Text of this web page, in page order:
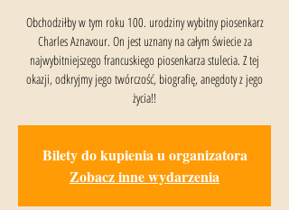
Obchodziłby w tym roku 100. urodziny wybitny piosenkarz
Charles Aznavour. On jest uznany na całym świecie za
najwybitniejszego francuskiego piosenkarza stulecia. Z tej
okazji, odkryjmy jego twórczość, biografię, anegdoty z jego
życia!!
Bilety do kupienia u organizatora
Zobacz inne wydarzenia